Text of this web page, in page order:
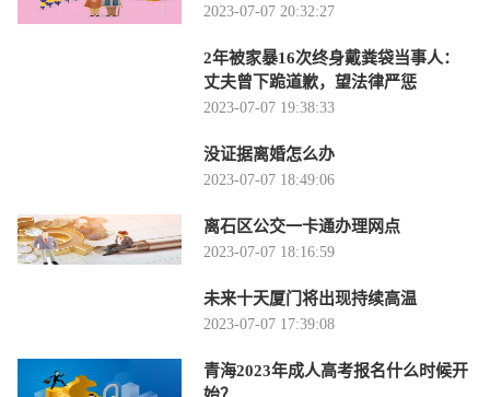
2023-07-07 20:32:27
2年被家暴16次终身戴粪袋当事人：
丈夫曾下跪道歉，望法律严惩
2023-07-07 19:38:33
没证据离婚怎么办
2023-07-07 18:49:06
离石区公交一卡通办理网点
2023-07-07 18:16:59
未来十天厦门将出现持续高温
2023-07-07 17:39:08
青海2023年成人高考报名什么时候开